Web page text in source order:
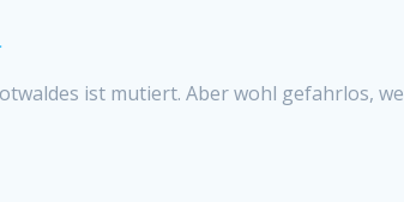
ist mutiert. Aber wohl gefahrlos,